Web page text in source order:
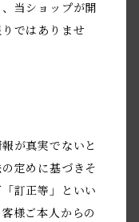
当ショップが開
ではありませ
が真実でないと
定めに基づきそ
訂正等」といい
様ご本人からの